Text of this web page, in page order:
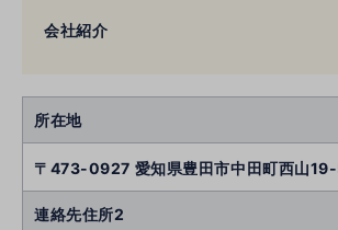
会社紹介
所在地
〒473-0927 愛知県豊田市中田町西山
連絡先住所2